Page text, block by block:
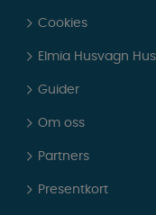
Cookies
Elmia Husvagn
Guider
Om oss
Partners
Presentkort